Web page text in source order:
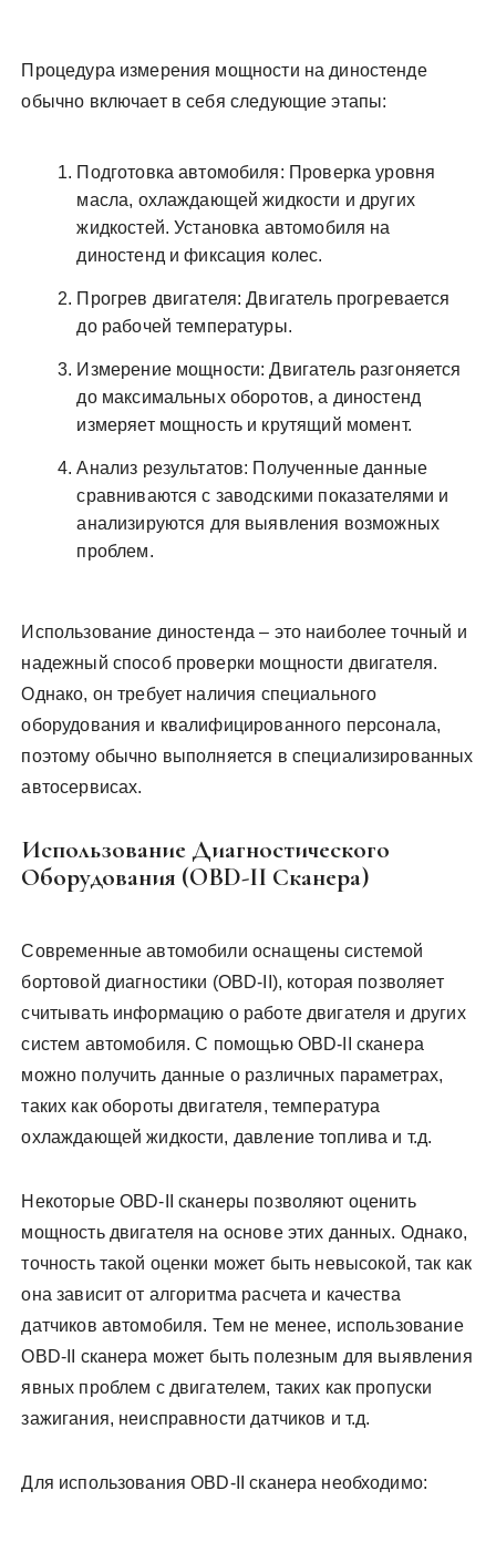
Процедура измерения мощности на диностенде
обычно включает в себя следующие этапы:
Подготовка автомобиля: Проверка уровня
масла, охлаждающей жидкости и других
жидкостей. Установка автомобиля на
диностенд и фиксация колес.
Прогрев двигателя: Двигатель прогревается
до рабочей температуры.
Измерение мощности: Двигатель разгоняется
до максимальных оборотов, а диностенд
измеряет мощность и крутящий момент.
Анализ результатов: Полученные данные
сравниваются с заводскими показателями и
анализируются для выявления возможных
проблем.
Использование диностенда – это наиболее точный и
надежный способ проверки мощности двигателя.
Однако, он требует наличия специального
оборудования и квалифицированного персонала,
поэтому обычно выполняется в специализированных
автосервисах.
Использование Диагностического
Оборудования (OBD-II Сканера)
Современные автомобили оснащены системой
бортовой диагностики (OBD-II), которая позволяет
считывать информацию о работе двигателя и других
систем автомобиля. С помощью OBD-II сканера
можно получить данные о различных параметрах,
таких как обороты двигателя, температура
охлаждающей жидкости, давление топлива и т.д.
Некоторые OBD-II сканеры позволяют оценить
мощность двигателя на основе этих данных. Однако,
точность такой оценки может быть невысокой, так как
она зависит от алгоритма расчета и качества
датчиков автомобиля. Тем не менее, использование
OBD-II сканера может быть полезным для выявления
явных проблем с двигателем, таких как пропуски
зажигания, неисправности датчиков и т.д.
Для использования OBD-II сканера необходимо: